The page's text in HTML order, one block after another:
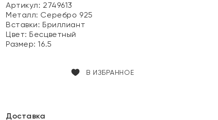
Артикул: 2749613
Металл: Серебро 925
Вставки:Бриллиант
Цвет:Бесцветный
Размер:16.5
В ИЗБРАННОЕ
Доставка